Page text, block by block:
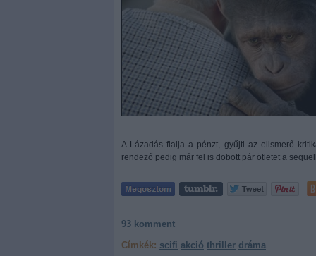
A Lázadás fialja a pénzt, gyűjti az elismerő
rendező pedig már fel is dobott pár ötletet a
93 komment
Címkék: scifi akció thriller dráma